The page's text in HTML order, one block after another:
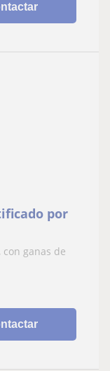
por
ganas de